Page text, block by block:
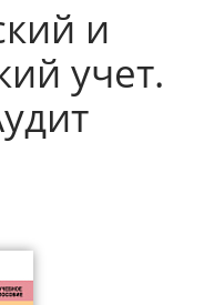
и
учет.